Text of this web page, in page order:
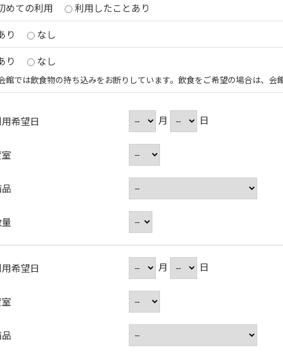
めての利用
利用したことあり
り なし
り なし
館では飲食物の持ち込みをお断りしています。飲食をご希望の場合は、会
希望日 月 日
希望日 月 日